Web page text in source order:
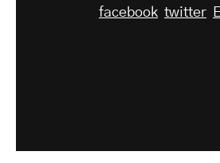
facebook twitter